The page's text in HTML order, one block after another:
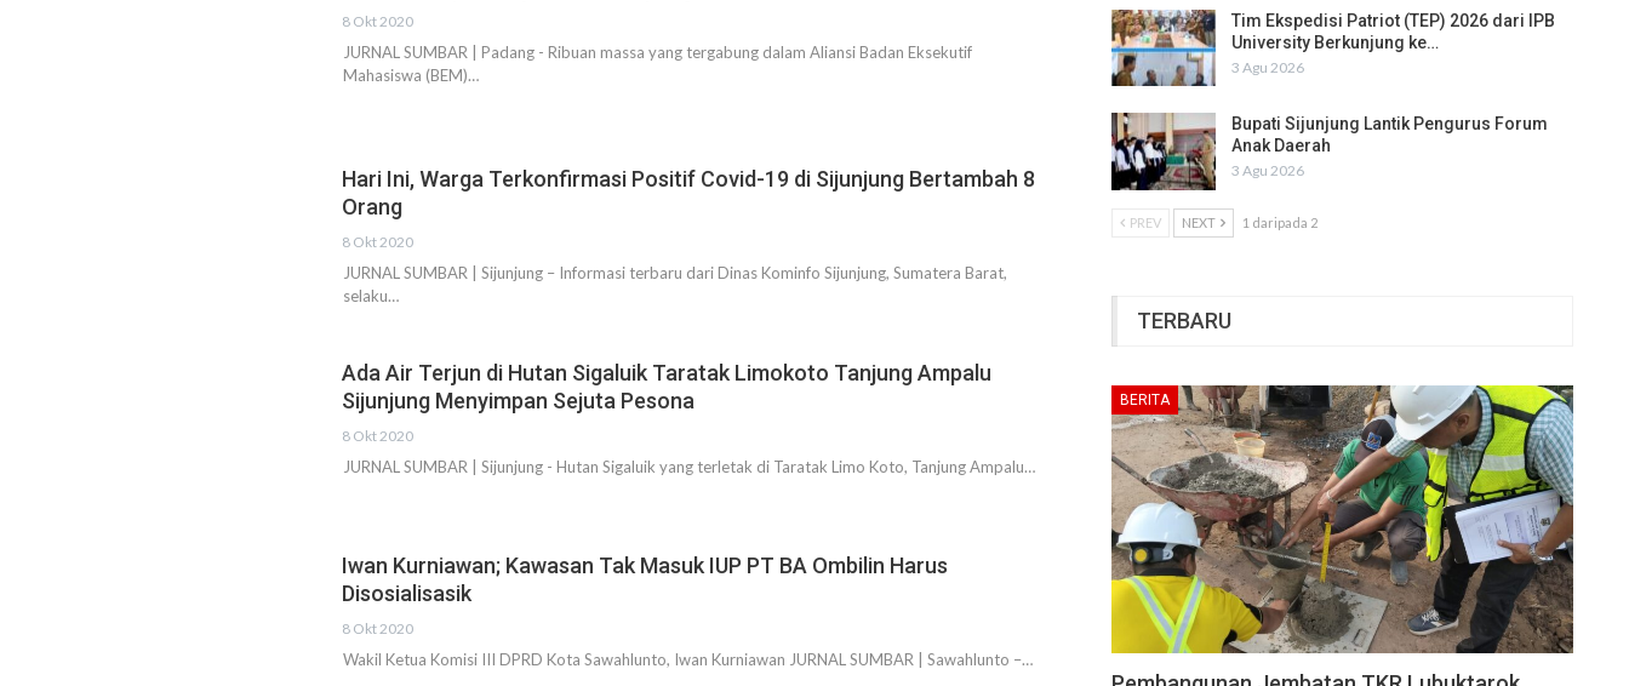
8 Okt 2020
JURNAL SUMBAR | Padang - Ribuan massa yang tergabung dalam Aliansi Badan Eksekutif
Mahasiswa (BEM)…
Hari Ini, Warga Terkonfirmasi Positif Covid-19 di Sijunjung Bertambah 8
Orang
8 Okt 2020
JURNAL SUMBAR | Sijunjung – Informasi terbaru dari Dinas Kominfo Sijunjung, Sumatera Barat,
selaku…
Ada Air Terjun di Hutan Sigaluik Taratak Limokoto Tanjung Ampalu
Sijunjung Menyimpan Sejuta Pesona
8 Okt 2020
JURNAL SUMBAR | Sijunjung - Hutan Sigaluik yang terletak di Taratak Limo Koto, Tanjung Ampalu…
Iwan Kurniawan; Kawasan Tak Masuk IUP PT BA Ombilin Harus
Disosialisasik
8 Okt 2020
Wakil Ketua Komisi III DPRD Kota Sawahlunto, Iwan Kurniawan JURNAL SUMBAR | Sawahlunto –…
Tim Ekspedisi Patriot (TEP) 2026 dari IPB
University Berkunjung ke…
3 Agu 2026
Bupati Sijunjung Lantik Pengurus Forum
Anak Daerah
3 Agu 2026
PREV NEXT 1 daripada 2
TERBARU
BERITA